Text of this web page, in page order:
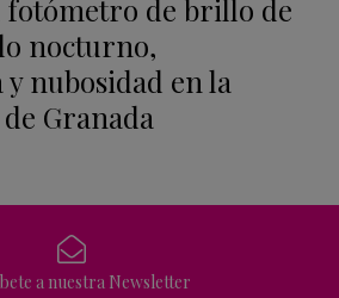
fotómetro de brillo de
nocturno,
nubosidad en la
Granada
a nuestra Newsletter